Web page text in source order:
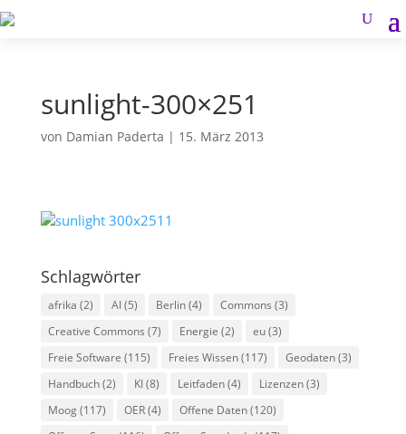
sunlight-300×251
von Damian Paderta | 15. März 2013
Schlagwörter
afrika (2) AI(5) Berlin(4) Commons (3)
Creative Commons (7) Energie (2) eu(3)
Freie Software (115) Freies Wissen(117) Geodaten(3)
Handbuch(2) KI(8) Leitfaden(4) Lizenzen(3)
Moog(117) OER(4) Offene Daten(120)